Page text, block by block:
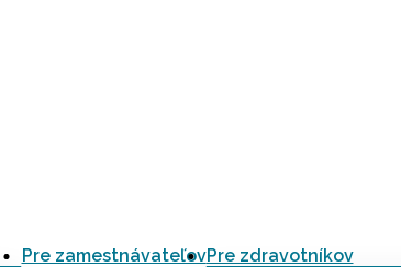
Pre zamestnávateľovPre zdravotníkov